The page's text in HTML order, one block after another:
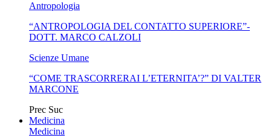
Antropologia
“ANTROPOLOGIA DEL CONTATTO SUPERIORE”-
DOTT. MARCO CALZOLI
Scienze Umane
“COME TRASCORRERAI L’ETERNITA’?” DI VALTER
MARCONE
Prec Suc
Medicina
Medicina